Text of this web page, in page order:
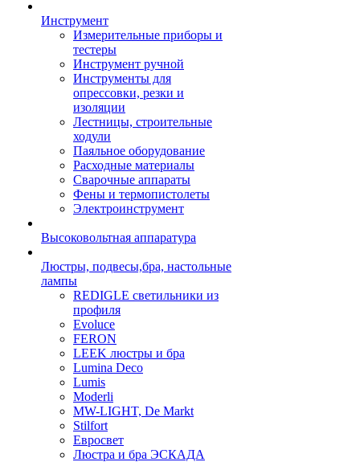
Инструмент
Измерительные приборы и
тестеры
Инструмент ручной
Инструменты для
опрессовки, резки и
изоляции
Лестницы, строительные
ходули
Паяльное оборудование
Расходные материалы
Сварочные аппараты
Фены и термопистолеты
Электроинструмент
Высоковольтная аппаратура
Люстры, подвесы,бра, настольные
лампы
REDIGLE светильники из
профиля
Evoluce
FERON
LEEK люстры и бра
Lumina Deco
Lumis
Moderli
MW-LIGHT, De Markt
Stilfort
Евросвет
Люстра и бра ЭСКАДА